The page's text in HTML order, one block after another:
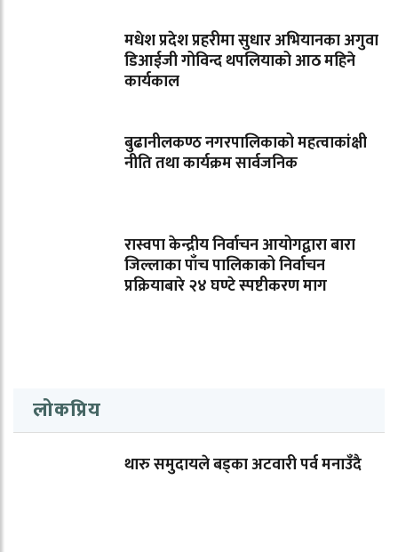
मधेश प्रदेश प्रहरीमा सुधार अभियानका अगुवा
डिआईजी गोविन्द थपलियाको आठ महिने
कार्यकाल
बुढानीलकण्ठ नगरपालिकाको महत्वाकांक्षी
नीति तथा कार्यक्रम सार्वजनिक
रास्वपा केन्द्रीय निर्वाचन आयोगद्वारा बारा
जिल्लाका पाँच पालिकाको निर्वाचन
प्रक्रियाबारे २४ घण्टे स्पष्टीकरण माग
लोकप्रिय
थारु समुदायले बड्का अटवारी पर्व मनाउँदै